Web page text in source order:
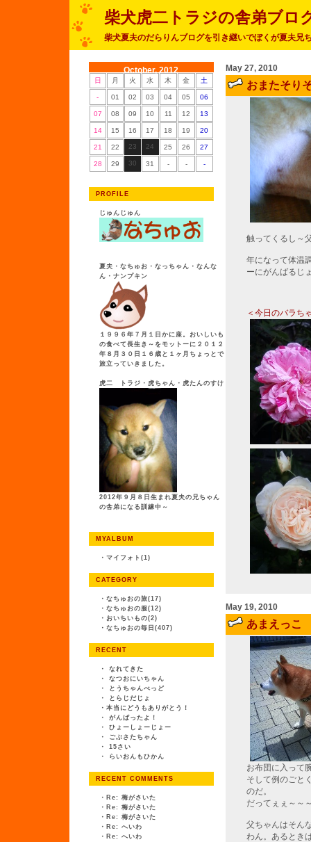
柴犬虎二トラジの舎弟ブロ
柴犬夏夫のだらりんブログを引き継いでぼくが夏夫兄
October, 2012
日 月 火 水 木 金 土
- 01 02 03 04 05 06
07 08 09 10 11 12 13
14 15 16 17 18 19 20
21 22 23 24 25 26 27
28 29 30 31 - - -
PROFILE
じゅんじゅん
夏夫・なちゅお・なっちゃん・なんな
ん・ナンプキン
１９９６年７月１日かに座。おいしいも
の食べて長生き～をモットーに２０１２
年８月３０日１６歳と１ヶ月ちょっとで
旅立っていきました。
虎二 トラジ・虎ちゃん・虎たんのすけ
2012年９月８日生まれ夏夫の兄ちゃん
の舎弟になる訓練中～
MYALBUM
・ マイフォト(1)
CATEGORY
・ なちゅおの旅(17)
・ なちゅおの服(12)
・ おいちいもの(2)
・ なちゅおの毎日(407)
RECENT
・
なれてきた
・
なつおにいちゃん
・
とうちゃんべっど
・
とらじだじょ
・ 本当にどうもありがとう！
・
がんばったよ！
・
ひょーしょーじょー
・
ごぶさたちゃん
・
15さい
・
らいおんもひかん
RECENT COMMENTS
・ Re: 梅がさいた
・ Re: 梅がさいた
・ Re: 梅がさいた
・ Re: へいわ
・ Re: へいわ
May 27, 2010
おまたそり
触ってくるし～
年になって体温
ーにがんばるじ
＜今日のバラち
May 19, 2010
あまえっこ
お布団に入って
そして例のごと
のだ。
だってぇぇ～～
父ちゃんはそん
わん。あるとき